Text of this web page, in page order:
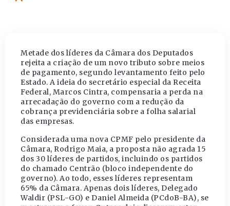
Metade dos líderes da Câmara dos Deputados
rejeita a criação de um novo tributo sobre meios
de pagamento, segundo levantamento feito pelo
Estado. A ideia do secretário especial da Receita
Federal, Marcos Cintra, compensaria a perda na
arrecadação do governo com a redução da
cobrança previdenciária sobre a folha salarial
das empresas.
Considerada uma nova CPMF pelo presidente da
Câmara, Rodrigo Maia, a proposta não agrada 15
dos 30 líderes de partidos, incluindo os partidos
do chamado Centrão (bloco independente do
governo). Ao todo, esses líderes representam
65% da Câmara. Apenas dois líderes, Delegado
Waldir (PSL-GO) e Daniel Almeida (PCdoB-BA), se